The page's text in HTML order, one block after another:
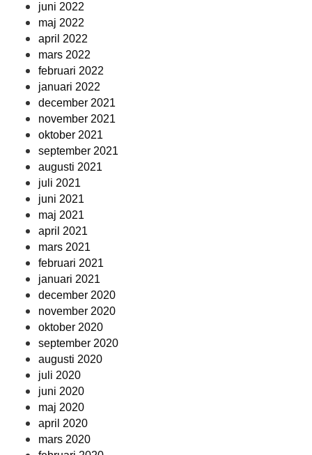
juni 2022
maj 2022
april 2022
mars 2022
februari 2022
januari 2022
december 2021
november 2021
oktober 2021
september 2021
augusti 2021
juli 2021
juni 2021
maj 2021
april 2021
mars 2021
februari 2021
januari 2021
december 2020
november 2020
oktober 2020
september 2020
augusti 2020
juli 2020
juni 2020
maj 2020
april 2020
mars 2020